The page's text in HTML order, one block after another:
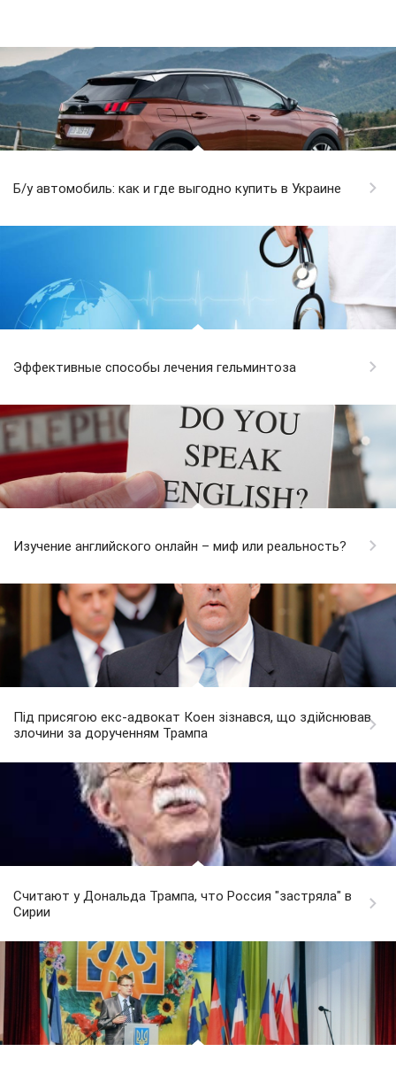
Б/у автомобиль: как и где выгодно купить в Украине
Эффективные способы лечения гельминтоза
Изучение английского онлайн – миф или реальность?
Під присягою екс-адвокат Коен зізнався, що здійснював
злочини за дорученням Трампа
Считают у Дональда Трампа, что Россия "застряла" в
Сирии